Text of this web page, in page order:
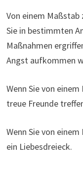
Von einem
Sie in bestimmten
Maßnahmen
Angst aufkommen
Wenn Sie von
treue Freunde
Wenn Sie von
ein Liebesdreieck.